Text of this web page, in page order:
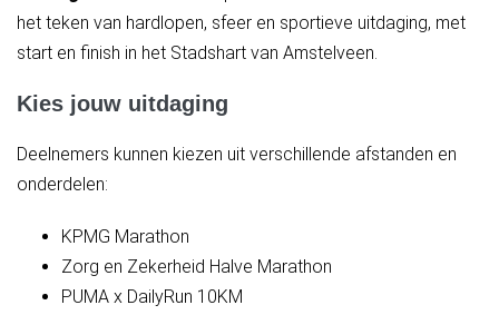
het teken van hardlopen, sfeer en sportieve uitdaging, met
start en finish in het Stadshart van Amstelveen.
Kies jouw uitdaging
Deelnemers kunnen kiezen uit verschillende afstanden en
onderdelen:
KPMG Marathon
Zorg en Zekerheid Halve Marathon
PUMA x DailyRun 10KM